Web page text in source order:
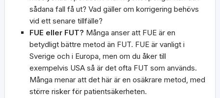
sådana fall få ut? Vad gäller om korrigering behövs
vid ett senare tillfälle?
FUE eller FUT? Många anser att FUE är en
betydligt bättre metod än FUT. FUE är vanligt i
Sverige och i Europa, men om du åker till
exempelvis USA så är det ofta FUT som används.
Många menar att det här är en osäkrare metod, med
större risker för patientsäkerheten.